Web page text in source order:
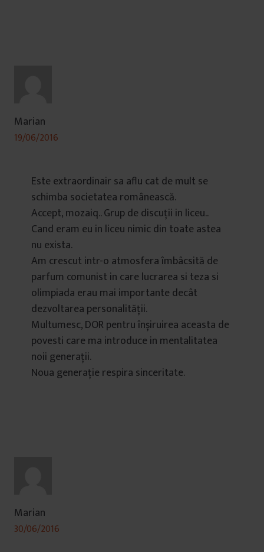
Marian
19/06/2016
Este extraordinair sa aflu cat de mult se
schimba societatea românească.
Accept, mozaiq.. Grup de discuții in liceu..
Cand eram eu in liceu nimic din toate astea
nu exista.
Am crescut intr-o atmosfera îmbâcsită de
parfum comunist in care lucrarea si teza si
olimpiada erau mai importante decât
dezvoltarea personalității.
Multumesc, DOR pentru înșiruirea aceasta de
povesti care ma introduce in mentalitatea
noii generații.
Noua generație respira sinceritate.
Marian
30/06/2016